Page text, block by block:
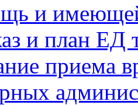
и
и план ЕД
приема